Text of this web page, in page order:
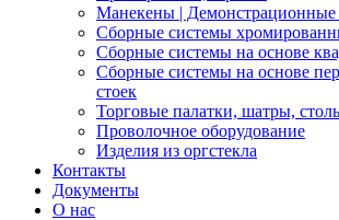
Манекены |
Сборные системы
Сборные системы на основе
Сборные системы на основе
стоек
Торговые палатки, шатры,
Проволочное оборудование
Изделия из оргстекла
Контакты
Документы
О нас